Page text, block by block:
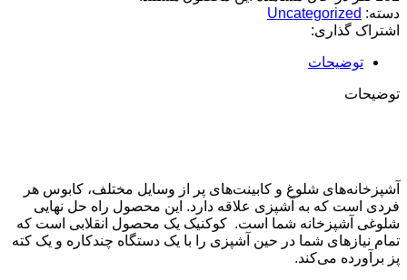
دسته: Uncategorized
اشتراک گذاری:
توضیحات
توضیحات
آشپزخانه‌های شلوغ و کابینت‌های پر از وسایل مختلف، کابوس هر
فردی است که به آشپزی علاقه دارد. این محصول راه حل نهایی
شلوغی آشپزخانه شما است. کوکنیک یک محصول انقلابی است که
تمام نیازهای شما در حین آشپزی را با یک دستگاه چندکاره و یک کته
پز برآورده می‌کند.